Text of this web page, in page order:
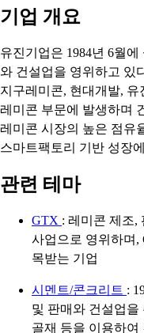
기업 개요
유진기업은 1984년 6월
와 건설업을 영위하고 있
지구레미콘, 현대개발,
레미콘 부문에 발생하며
레미콘 시장의 높은 점유
스마트팩토리 기반 성장
관련 테마
GTX : 레미콘 제조,
사업으로 영위하며,
목받는 기업
시멘트/콘크리트 :
및 판매와 건설업을
골재 등을 이용하여